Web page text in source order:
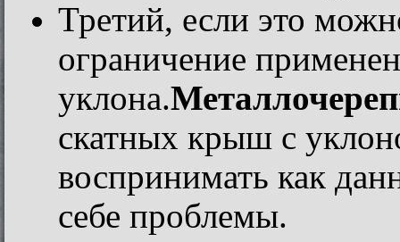
Третий, если это
ограничение
уклона.
скатных крыш с
воспринимать как
себе проблемы.